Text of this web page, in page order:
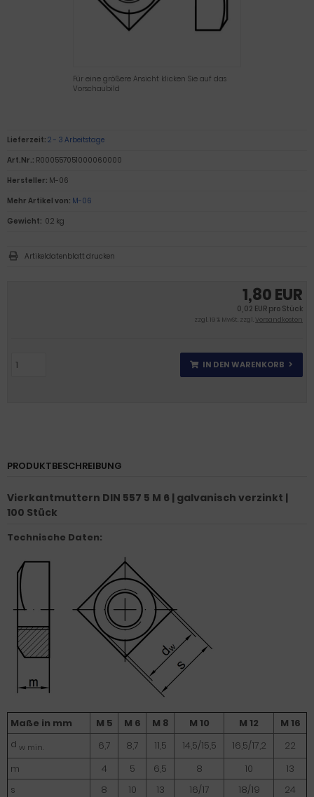
Für eine größere Ansicht klicken Sie auf das
Vorschaubild
1,80 EUR
0,02 EUR pro Stück
zzgl. 19 % MwSt. zzgl.Versandkosten
IN DEN WARENKORB
Lieferzeit: 2 - 3 Arbeitstage
Art.Nr.: R000557051000060000
Hersteller: M-06
Mehr Artikel von: M-06
Gewicht: 0.2 kg
Artikeldatenblatt drucken
PRODUKTBESCHREIBUNG
Vierkantmuttern DIN 557 5 M 6 | galvanisch verzinkt |
100 Stück
Technische Daten:
Maße in mm M 5 M 6 M 8 M 10 M 12
M 16
d w min. 6,7 8,7 11,5 14,5/15,5 16,5/17,2
22
m
4 5 6,5 8 10
13
s
8 10 13 16/17 18/19 24